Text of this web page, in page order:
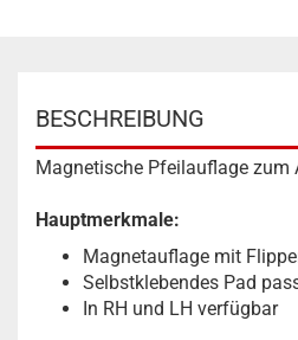
BESCHREIBUNG
Magnetische Pfeilauflage zum
Hauptmerkmale:
Magnetauflage mit
Selbstklebendes Pad
In RH und LH verfügbar